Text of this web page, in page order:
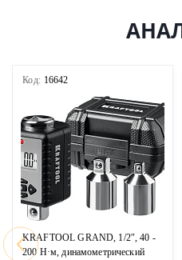
Код: 16642
KRAFTOOL GRAND, 1/2″, 40 -
200 Н·м, динамометрический